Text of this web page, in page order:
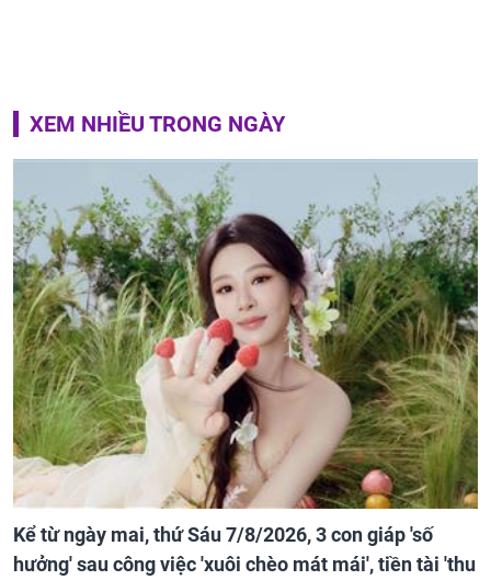
XEM NHIỀU TRONG NGÀY
Kể từ ngày mai, thứ Sáu 7/8/2026, 3 con giáp 'số
hưởng' sau công việc 'xuôi chèo mát mái', tiền tài 'thu